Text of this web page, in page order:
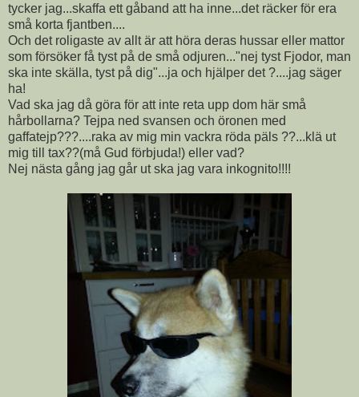
tycker jag...skaffa ett gåband att ha inne...det räcker för era
små korta fjantben....
Och det roligaste av allt är att höra deras hussar eller mattor
som försöker få tyst på de små odjuren..."nej tyst Fjodor, man
ska inte skälla, tyst på dig"...ja och hjälper det ?....jag säger
ha!
Vad ska jag då göra för att inte reta upp dom här små
hårbollarna? Tejpa ned svansen och öronen med
gaffatejp???....raka av mig min vackra röda päls ??...klä ut
mig till tax??(må Gud förbjuda!) eller vad?
Nej nästa gång jag går ut ska jag vara inkognito!!!!